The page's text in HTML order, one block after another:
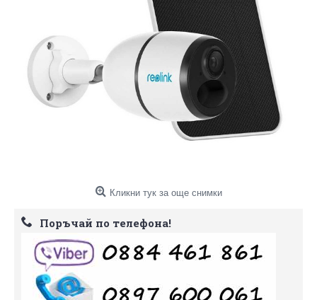
Кликни тук за още снимки
Поръчай по телефона!